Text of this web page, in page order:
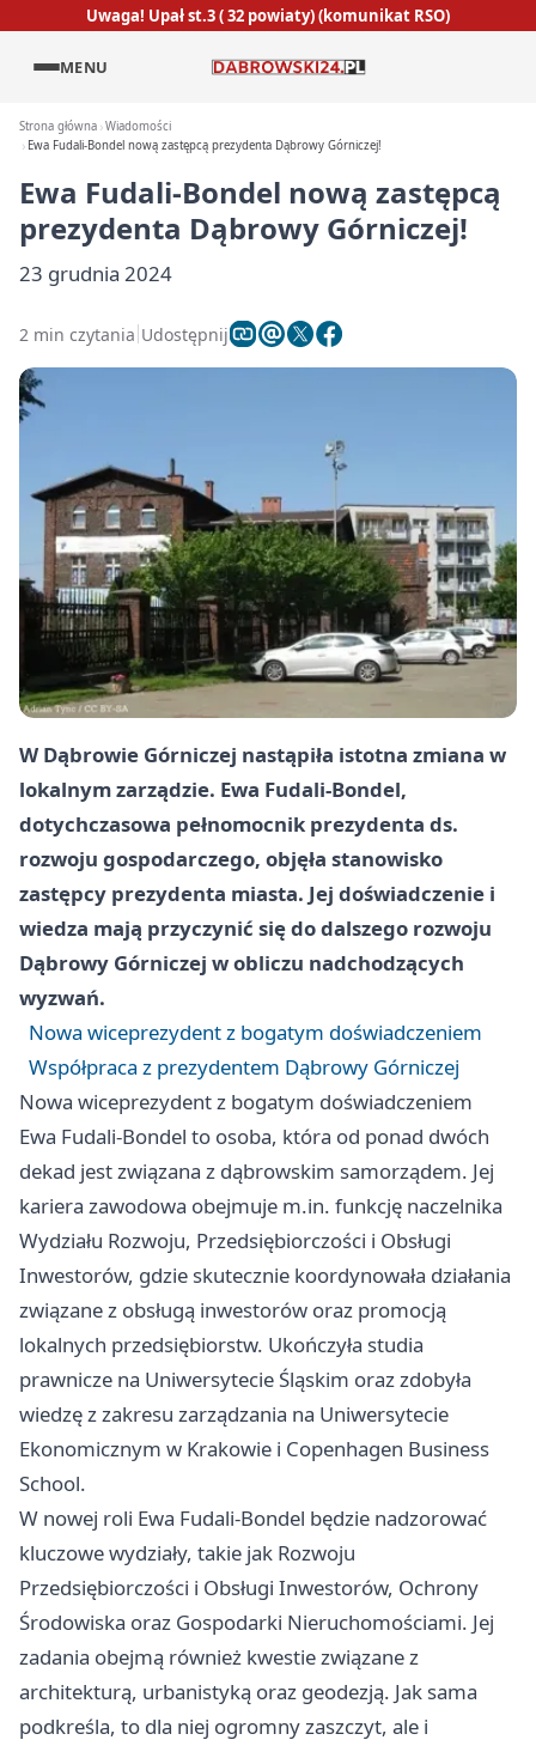
Uwaga! Upał st.3 ( 32 powiaty) (komunikat RSO)
MENU
Strona główna Wiadomości
Ewa Fudali-Bondel nową zastępcą prezydenta Dąbrowy Górniczej!
Ewa Fudali-Bondel nową zastępcą
prezydenta Dąbrowy Górniczej!
23 grudnia 2024
2 min czytania Udostępnij
W Dąbrowie Górniczej nastąpiła istotna zmiana w
lokalnym zarządzie. Ewa Fudali-Bondel,
dotychczasowa pełnomocnik prezydenta ds.
rozwoju gospodarczego, objęła stanowisko
zastępcy prezydenta miasta. Jej doświadczenie i
wiedza mają przyczynić się do dalszego rozwoju
Dąbrowy Górniczej w obliczu nadchodzących
wyzwań.
Nowa wiceprezydent z bogatym doświadczeniem
Współpraca z prezydentem Dąbrowy Górniczej
Nowa wiceprezydent z bogatym doświadczeniem
Ewa Fudali-Bondel to osoba, która od ponad dwóch
dekad jest związana z dąbrowskim samorządem. Jej
kariera zawodowa obejmuje m.in. funkcję naczelnika
Wydziału Rozwoju, Przedsiębiorczości i Obsługi
Inwestorów, gdzie skutecznie koordynowała działania
związane z obsługą inwestorów oraz promocją
lokalnych przedsiębiorstw. Ukończyła studia
prawnicze na Uniwersytecie Śląskim oraz zdobyła
wiedzę z zakresu zarządzania na Uniwersytecie
Ekonomicznym w Krakowie i Copenhagen Business
School.
W nowej roli Ewa Fudali-Bondel będzie nadzorować
kluczowe wydziały, takie jak Rozwoju
Przedsiębiorczości i Obsługi Inwestorów, Ochrony
Środowiska oraz Gospodarki Nieruchomościami. Jej
zadania obejmą również kwestie związane z
architekturą, urbanistyką oraz geodezją. Jak sama
podkreśla, to dla niej ogromny zaszczyt, ale i